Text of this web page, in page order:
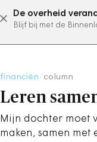
De overheid
Blijf bij met de
financiën column
Leren
Mijn dochter moet
maken, samen met